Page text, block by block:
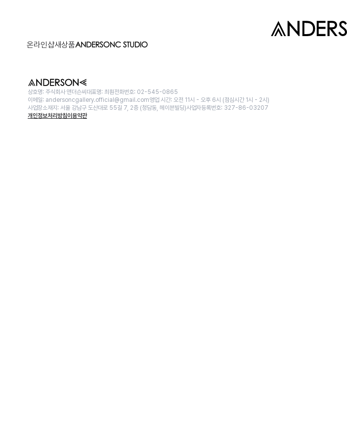
온라인샵새상품
상호명: 주식회사 앤더슨씨 대표명: 최훤전화번호: 02-545-0865
이메일: andersoncgallery.official@gmail.com영업 시간: 오전 11시 - 오후 6시 (점심시간 1시 - 2시)
사업장소재지: 서울 강남구 도산대로 55길 7, 2층 (청담동, 헤이븐빌딩)사업자등록번호: 327-86-03207
개인정보처리방침이용약관